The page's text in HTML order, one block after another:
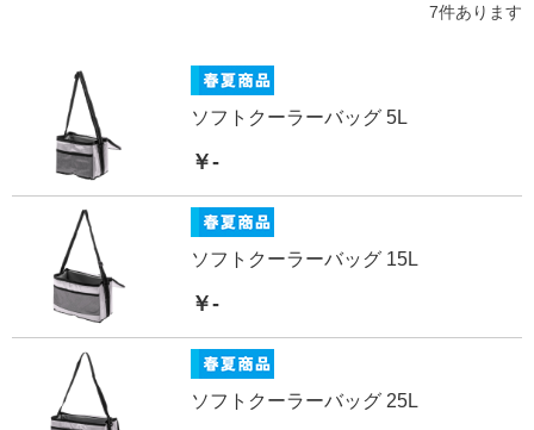
7件あります
ソフトクーラーバッグ 5L
￥-
ソフトクーラーバッグ 15L
￥-
ソフトクーラーバッグ 25L